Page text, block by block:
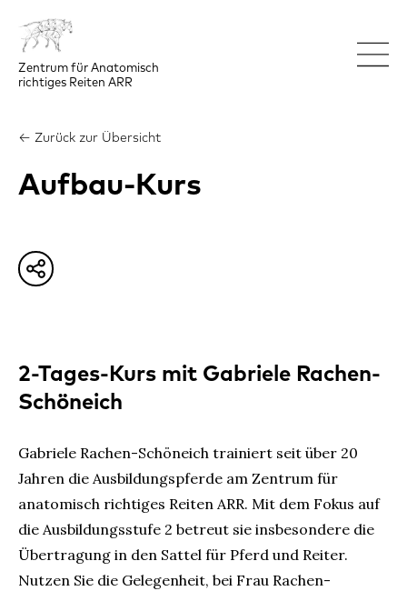
Zentrum für Anatomisch
richtiges Reiten ARR
← Zurück zur Übersicht
Aufbau-Kurs
2-Tages-Kurs mit Gabriele Rachen-
Schöneich
Gabriele Rachen-Schöneich trainiert seit über 20
Jahren die Ausbildungspferde am Zentrum für
anatomisch richtiges Reiten ARR. Mit dem Fokus auf
die Ausbildungsstufe 2 betreut sie insbesondere die
Übertragung in den Sattel für Pferd und Reiter.
Nutzen Sie die Gelegenheit, bei Frau Rachen-